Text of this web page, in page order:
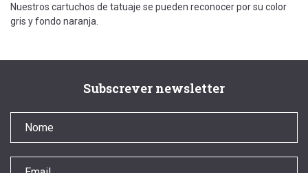
Nuestros cartuchos de tatuaje se pueden reconocer por su color
gris y fondo naranja.
Subscrever newsletter